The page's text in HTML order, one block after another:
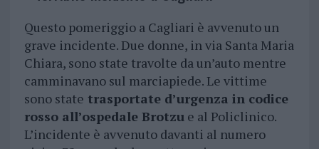
Questo pomeriggio a Cagliari è avvenuto un
grave incidente. Due donne, in via Santa Maria
Chiara, sono state travolte da un’auto mentre
camminavano sul marciapiede. Le vittime
sono state trasportate d’urgenza in codice
rosso all’ospedale Brotzue al Policlinico.
L’incidente è avvenuto davanti al numero